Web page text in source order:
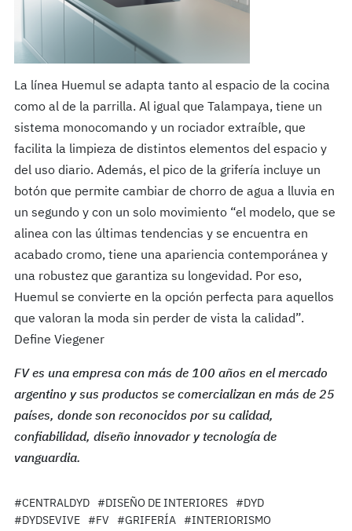
La línea Huemul se adapta tanto al espacio de la cocina
como al de la parrilla. Al igual que Talampaya, tiene un
sistema monocomando y un rociador extraíble, que
facilita la limpieza de distintos elementos del espacio y
del uso diario. Además, el pico de la grifería incluye un
botón que permite cambiar de chorro de agua a lluvia en
un segundo y con un solo movimiento “el modelo, que se
alinea con las últimas tendencias y se encuentra en
acabado cromo, tiene una apariencia contemporánea y
una robustez que garantiza su longevidad. Por eso,
Huemul se convierte en la opción perfecta para aquellos
que valoran la moda sin perder de vista la calidad”.
Define Viegener
FV es una empresa con más de 100 años en el mercado
argentino y sus productos se comercializan en más de 25
países, donde son reconocidos por su calidad,
confiabilidad, diseño innovador y tecnología de
vanguardia.
#CENTRALDYD #DISEÑO DE INTERIORES
#DYD
#DYDSEVIVE
#FV #GRIFERÍA
#INTERIORISMO